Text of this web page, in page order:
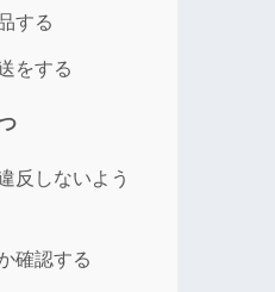
する
をする
反しないよう
確認する